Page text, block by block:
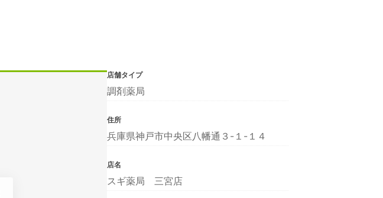
店舗タイプ
調剤薬局
住所
兵庫県神戸市中央区八幡通３-１-１４
店名
スギ薬局 三宮店